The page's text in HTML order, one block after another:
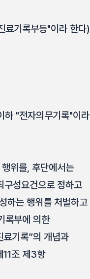
료기록부등"이라 한다)
하 "전자의무기록"이라
위를, 후단에서는
구성요건으로 정하고
하는 행위를 처벌하고
록부에 의한
기록”의 개념과
11조 제3항